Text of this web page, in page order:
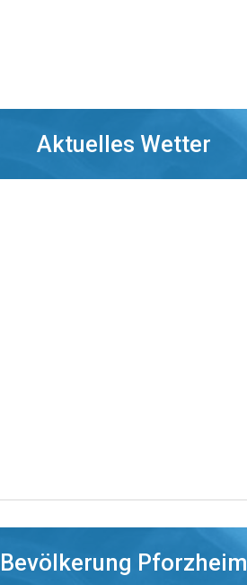
Aktuelles Wetter
Bevölkerung Pforzheim